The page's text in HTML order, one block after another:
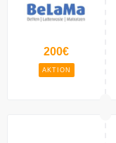
200€
AKTION